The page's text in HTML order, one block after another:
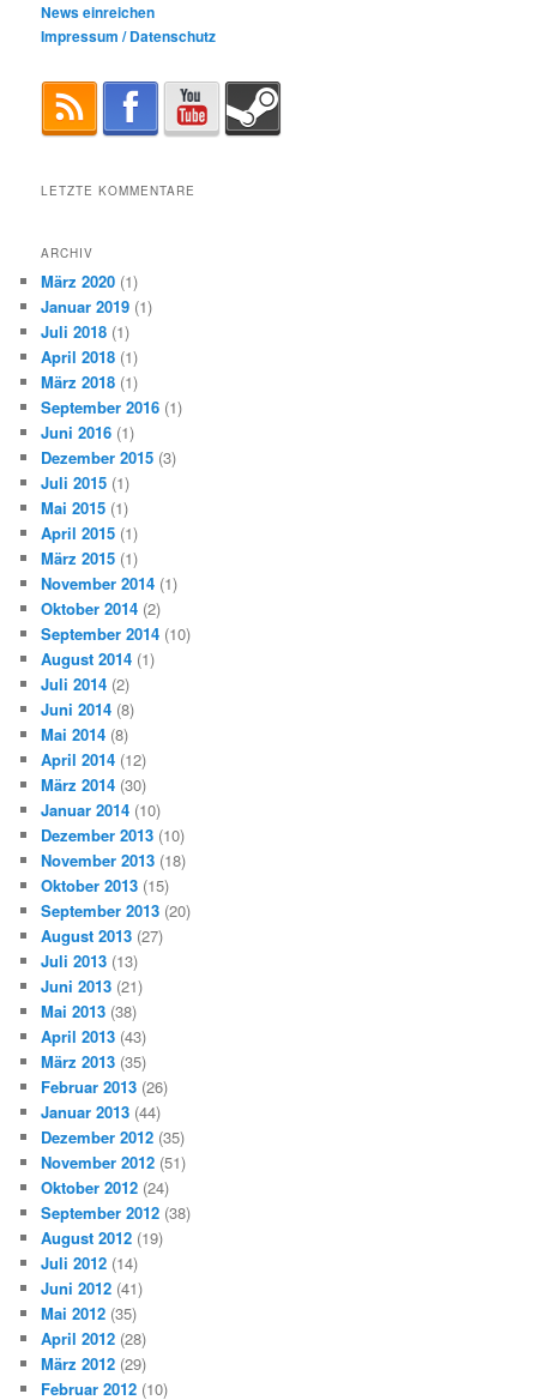
News einreichen
Impressum / Datenschutz
LETZTE KOMMENTARE
ARCHIV
März 2020 (1)
Januar 2019 (1)
Juli 2018 (1)
April 2018 (1)
März 2018 (1)
September 2016 (1)
Juni 2016 (1)
Dezember 2015 (3)
Juli 2015 (1)
Mai 2015 (1)
April 2015 (1)
März 2015 (1)
November 2014 (1)
Oktober 2014 (2)
September 2014 (10)
August 2014 (1)
Juli 2014 (2)
Juni 2014 (8)
Mai 2014 (8)
April 2014 (12)
März 2014 (30)
Januar 2014 (10)
Dezember 2013 (10)
November 2013 (18)
Oktober 2013 (15)
September 2013 (20)
August 2013 (27)
Juli 2013 (13)
Juni 2013 (21)
Mai 2013 (38)
April 2013 (43)
März 2013 (35)
Februar 2013 (26)
Januar 2013 (44)
Dezember 2012 (35)
November 2012 (51)
Oktober 2012 (24)
September 2012 (38)
August 2012 (19)
Juli 2012 (14)
Juni 2012 (41)
Mai 2012 (35)
April 2012 (28)
März 2012 (29)
Februar 2012 (10)